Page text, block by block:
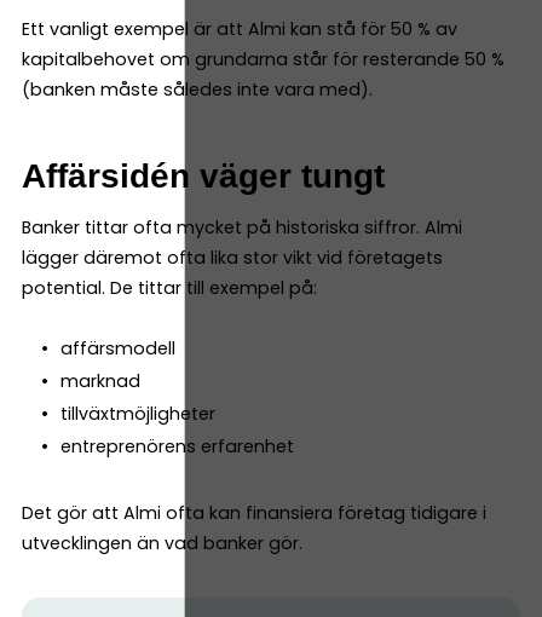
Ett vanligt exempel är att Almi kan stå för 50 % av
kapitalbehovet om grundarna står för resterande 50 %
(banken måste således inte vara med).
Affärsidén väger tungt
Banker tittar ofta mycket på historiska siffror. Almi
lägger däremot ofta lika stor vikt vid företagets
potential. De tittar till exempel på:
affärsmodell
marknad
tillväxtmöjligheter
entreprenörens erfarenhet
Det gör att Almi ofta kan finansiera företag tidigare i
utvecklingen än vad banker gör.